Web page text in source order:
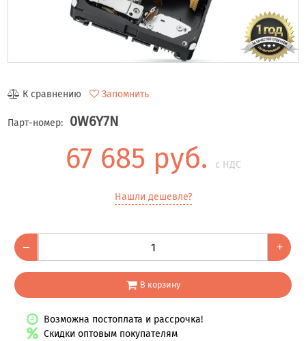
К сравнению Запомнить
Парт-номер: 0W6Y7N
67 685 руб. с НДС
Нашли дешевле?
– +
В корзину
Возможна постоплата и рассрочка!
Скидки оптовым покупателям